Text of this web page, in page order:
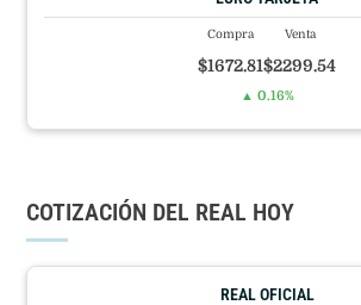
Compra
$1672.81
Venta
$2299.54
▲ 0.16%
COTIZACIÓN DEL REAL HOY
REAL OFICIAL